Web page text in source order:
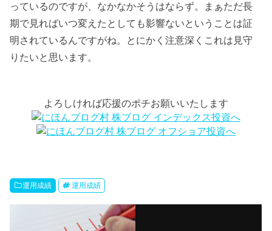
っているのですが、なかなかそうはならず。まぁただ長
期で見ればいつ変えたとしても影響ないということは証
明されているんですがね。とにかく注意深くこれは見守
りたいと思います。
よろしければ応援のポチお願いいたします
運用成績 運用成績